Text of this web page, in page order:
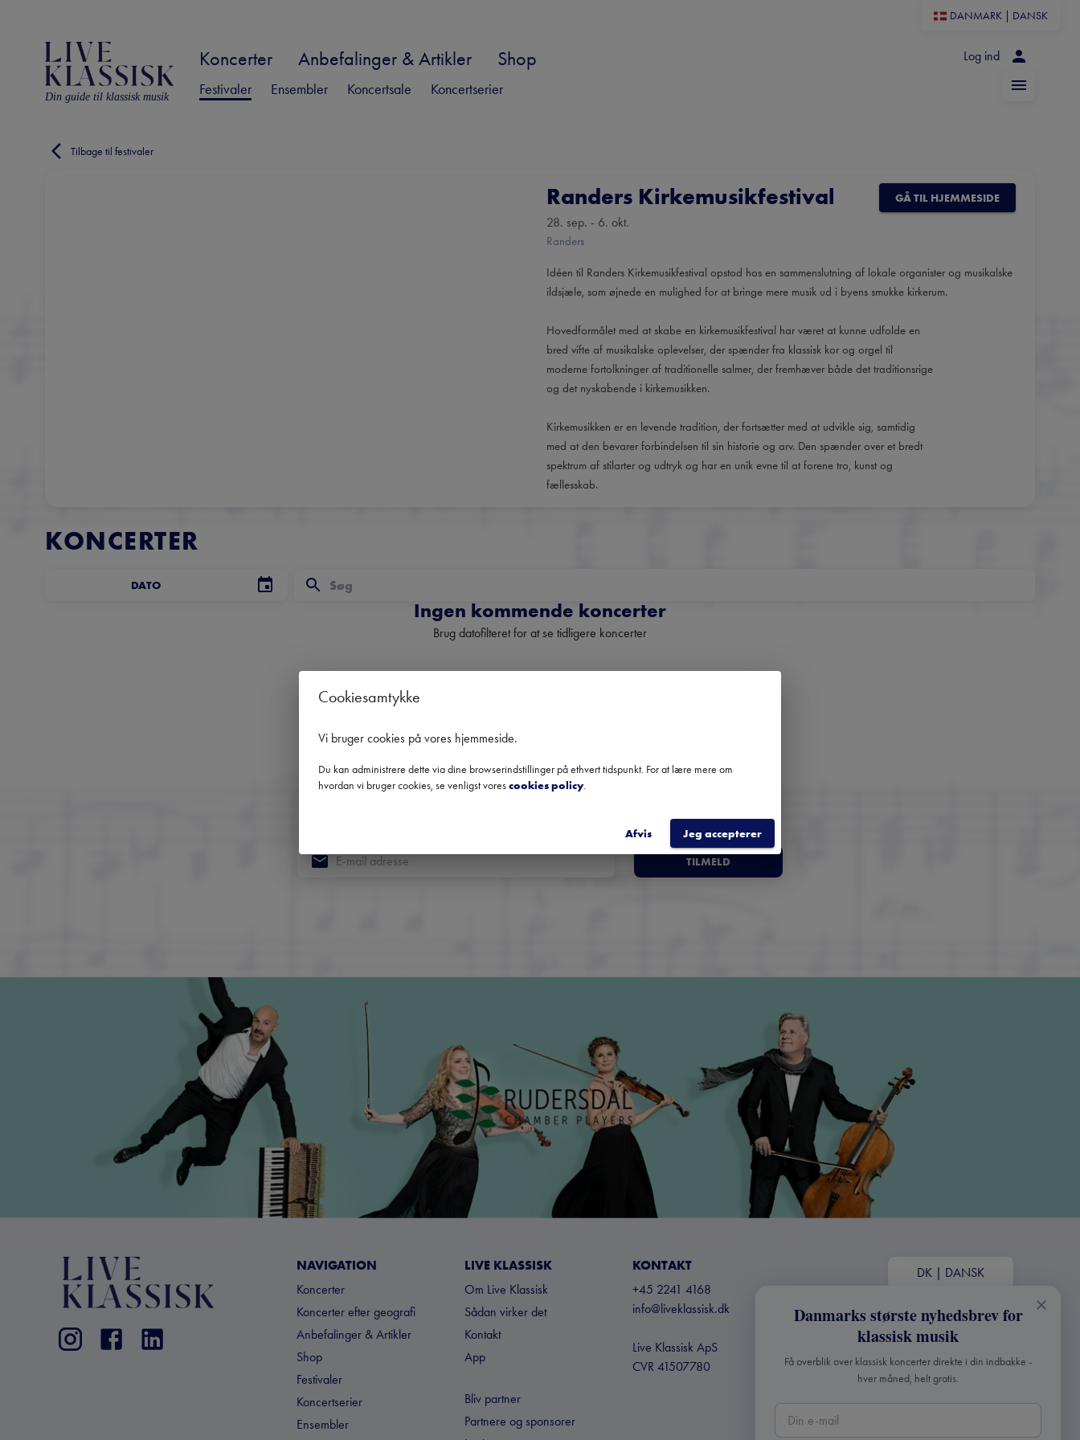
DANMARK DANSK
Din guide til klassisk musik
Koncerter Anbefalinger & Artikler Shop
Festivaler Ensembler Koncertsale Koncertserier
Log ind
Tilbage til festivaler
Randers Kirkemusikfestival
28. sep. - 6. okt.
Randers
GÅ TIL HJEMMESIDE
Idéen til Randers Kirkemusikfestival opstod hos en sammenslutning af lokale organister og musikalske
ildsjæle, som øjnede en mulighed for at bringe mere musik ud i byens smukke kirkerum.
Hovedformålet med at skabe en kirkemusikfestival har været at kunne udfolde en
bred vifte af musikalske oplevelser, der spænder fra klassisk kor og orgel til
moderne fortolkninger af traditionelle salmer, der fremhæver både det traditionsrige
og det nyskabende i kirkemusikken.
Kirkemusikken er en levende tradition, der fortsætter med at udvikle sig, samtidig
med at den bevarer forbindelsen til sin historie og arv. Den spænder over et bredt
spektrum af stilarter og udtryk og har en unik evne til at forene tro, kunst og
fællesskab.
KONCERTER
DATO
Ingen kommende koncerter
Brug datofilteret for at se tidligere koncerter
om klassisk musik
Få overblik over kommende koncerter, festivaler og udvalgte
TILMELD
NAVIGATION
Koncerter
Koncerter efter geografi
Anbefalinger & Artikler
Shop
Festivaler
Koncertserier
Ensembler
LIVE KLASSISK
Om Live Klassisk
Sådan virker det
Kontakt
App
Bliv partner
Partnere og sponsorer
KONTAKT
+45 2241 4168
info@liveklassisk.dk
Live Klassisk ApS
CVR 41507780
DK | DANSK
Danmarks største nyhedsbrev for
klassisk musik
Få overblik over klassisk koncerter direkte i din indbakke -
hver måned, helt gratis.
Cookiesamtykke
Vi bruger cookies på vores hjemmeside.
Du kan administrere dette via dine browserindstillinger på ethvert tidspunkt. For at lære mere om
hvordan vi bruger cookies, se venligst vorescookies policy.
Afvis Jeg accepterer